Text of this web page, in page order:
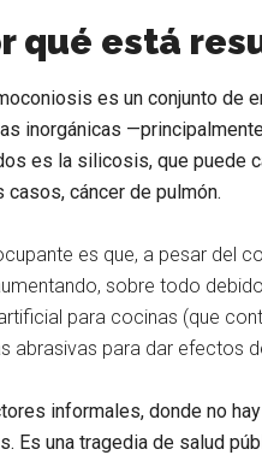
qué está
es un conjunto de
inorgánicas
es la silicosis, que puede
casos, cáncer de pulmón.
es que, a pesar del
sobre todo
para cocinas (que
abrasivas para dar efectos
informales, donde no
Es una tragedia de salud